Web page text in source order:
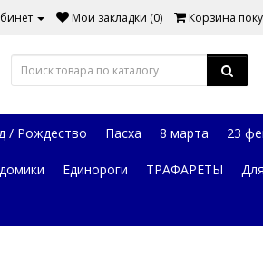
Мои закладки (0) Корзина
/ Рождество Пасха 8 марта 23
Единороги ТРАФАРЕТЫ